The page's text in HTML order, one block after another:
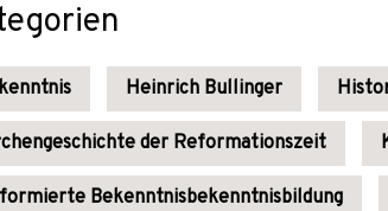
Heinrich Bullinger
der Reformationszeit
Bekenntnisbekenntnisbildung